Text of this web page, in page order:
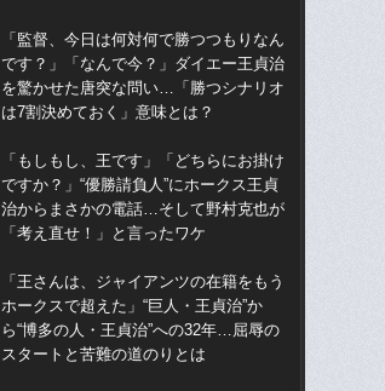
「監督、今日は何対何で勝つつもりなん
です？」「なんで今？」ダイエー王貞治
を驚かせた唐突な問い…「勝つシナリオ
は7割決めておく」意味とは？
「もしもし、王です」「どちらにお掛け
ですか？」“優勝請負人”にホークス王貞
治からまさかの電話…そして野村克也が
「考え直せ！」と言ったワケ
「王さんは、ジャイアンツの在籍をもう
ホークスで超えた」“巨人・王貞治”か
ら“博多の人・王貞治”への32年…屈辱の
スタートと苦難の道のりとは